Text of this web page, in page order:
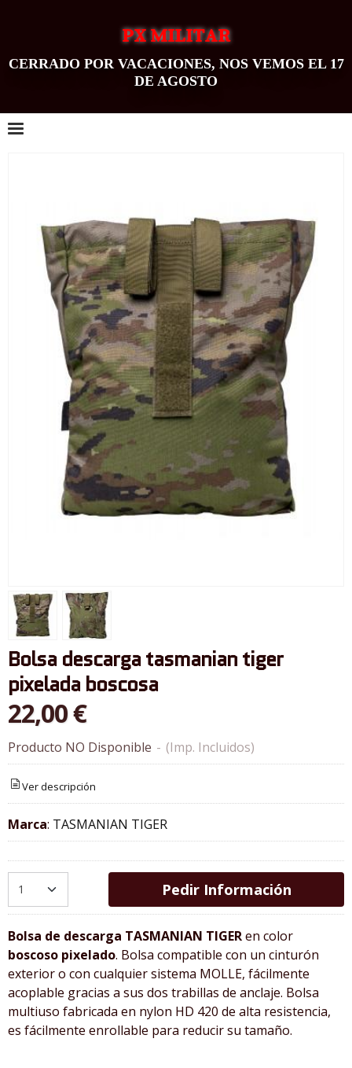
PX MILITAR
CERRADO POR VACACIONES, NOS VEMOS EL 17
DE AGOSTO
Bolsa descarga tasmanian tiger
pixelada boscosa
22,00 €
Producto NO Disponible - (Imp. Incluidos)
Ver descripción
Marca: TASMANIAN TIGER
Pedir Información
Bolsa de descarga TASMANIAN TIGERen color
boscoso pixelado. Bolsa compatible con un cinturón
exterior o con cualquier sistema MOLLE, fácilmente
acoplable gracias a sus dos trabillas de anclaje. Bolsa
multiuso fabricada en nylon HD 420 de alta resistencia,
es fácilmente enrollable para reducir su tamaño.